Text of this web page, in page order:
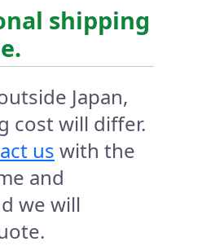
shipping
Japan,
cost will differ.
us with the
and
we will